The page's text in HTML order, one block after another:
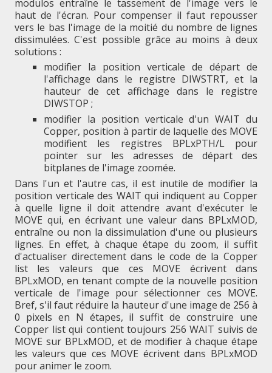
modulos entraîne le tassement de l'image vers le
haut de l'écran. Pour compenser il faut repousser
vers le bas l'image de la moitié du nombre de lignes
dissimulées. C'est possible grâce au moins à deux
solutions :
modifier la position verticale de départ de
l'affichage dans le registre DIWSTRT, et la
hauteur de cet affichage dans le registre
DIWSTOP ;
modifier la position verticale d'un WAIT du
Copper, position à partir de laquelle des MOVE
modifient les registres BPLxPTH/L pour
pointer sur les adresses de départ des
bitplanes de l'image zoomée.
Dans l'un et l'autre cas, il est inutile de modifier la
position verticale des WAIT qui indiquent au Copper
à quelle ligne il doit attendre avant d'exécuter le
MOVE qui, en écrivant une valeur dans BPLxMOD,
entraîne ou non la dissimulation d'une ou plusieurs
lignes. En effet, à chaque étape du zoom, il suffit
d'actualiser directement dans le code de la Copper
list les valeurs que ces MOVE écrivent dans
BPLxMOD, en tenant compte de la nouvelle position
verticale de l'image pour sélectionner ces MOVE.
Bref, s'il faut réduire la hauteur d'une image de 256 à
0 pixels en N étapes, il suffit de construire une
Copper list qui contient toujours 256 WAIT suivis de
MOVE sur BPLxMOD, et de modifier à chaque étape
les valeurs que ces MOVE écrivent dans BPLxMOD
pour animer le zoom.